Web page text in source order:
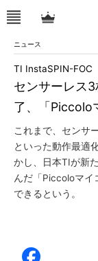
ニュース
センサーレス
了、「Piccolo
TI InstaSPIN-FOC
これまで、センサ
といった動作最適
かし、日本TIが新
んだ「Piccoloマイ
できるという。